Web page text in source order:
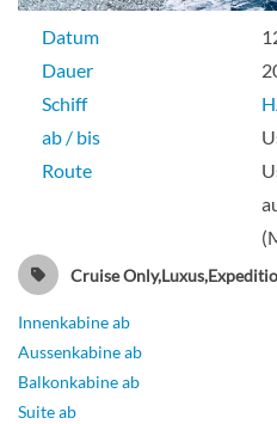
Datum
Dauer
Schiff
ab / bis
Route
Cruise
Innenkabine ab
Aussenkabine ab
Balkonkabine ab
Suite ab